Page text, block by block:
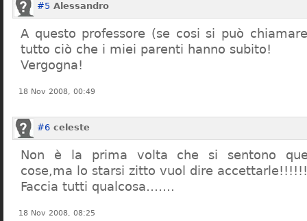
#5 Alessandro
A questo professore (se cosi si può
tutto ciò che i miei parenti hanno subito!
Vergogna!
18 Nov 2008, 00:49
#6 celeste
Non è la prima volta che si sentono
cose,ma lo starsi zitto vuol dire accettarle!!!!!!
Faccia tutti qualcosa…….
18 Nov 2008, 08:25